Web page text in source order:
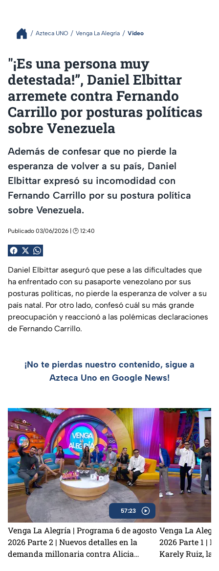
Azteca UNO Venga La Alegría Video
"¡Es una persona muy
detestada!”, Daniel Elbittar
arremete contra Fernando
Carrillo por posturas políticas
sobre Venezuela
Además de confesar que no pierde la
esperanza de volver a su país, Daniel
Elbittar expresó su incomodidad con
Fernando Carrillo por su postura política
sobre Venezuela.
Publicado 03/06/2026 | 🕑 12:40
Daniel Elbittar aseguró que pese a las dificultades que
ha enfrentado con su pasaporte venezolano por sus
posturas políticas, no pierde la esperanza de volver a su
país natal. Por otro lado, confesó cuál su más grande
preocupación y reaccionó a las polémicas declaraciones
de Fernando Carrillo.
¡No te pierdas nuestro contenido, sigue a
Azteca Uno en Google News!
57:23
Venga La Alegría | Programa 6 de agosto
2026 Parte 2 | Nuevos detalles en la
demanda millonaria contra Alicia
Venga La
2026 Parte 1 |
Karely Ruiz, la